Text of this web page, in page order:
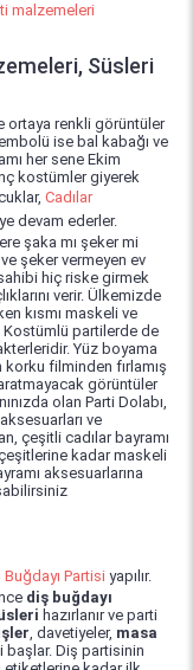
malzemeleri
Süsleri
ortaya renkli görüntüler
ise bal kabağı ve
her sene Ekim
kostümler giyerek
Cadılar
devam ederler.
şaka mı şeker mi
şeker vermeyen ev
hiç riske girmek
verir. Ülkemizde
kısmı maskeli ve
Kostümlü partilerde de
Yüz boyama
filminden fırlamış
görüntüler
olan Parti Dolabı,
ve
çeşitli cadılar bayramı
kadar maskeli
aksesuarlarına
Buğdayı Partisi yapılır.
diş buğdayı
hazırlanır ve parti
, davetiyeler, masa
Diş partisinin